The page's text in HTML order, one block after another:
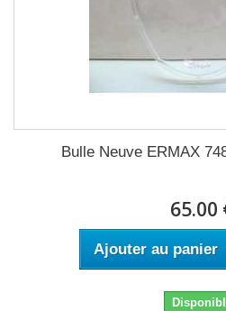
Bulle Neuve ERMAX
65.00
Ajouter au panier